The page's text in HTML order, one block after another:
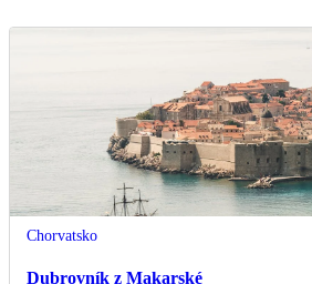
Chorvatsko
Dubrovník z Makarské